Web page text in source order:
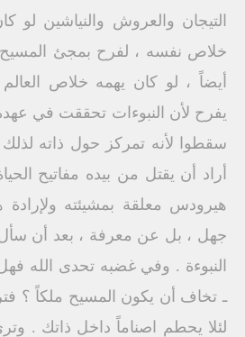
التيجان والعروش والنياشين
خلاص نفسه ، لفرح بمجئ المسيح
أيضاً ، لو كان يهمه خلاص
يفرح لأن النبوءات تحققت في
سقطوا لأنه تمركز حول ذاته
أراد أن يقتل من بيده مفاتيح
هيرودس معلقة بمشيئته
جهل ، بل عن معرفة ، بعد أن سأل
النبوءة . وفي غضبه تحدى الله
ـ تخاف أن يكون المسيح ملكاً ؟
لئلا يحطم اصناماً داخل ذاتك .